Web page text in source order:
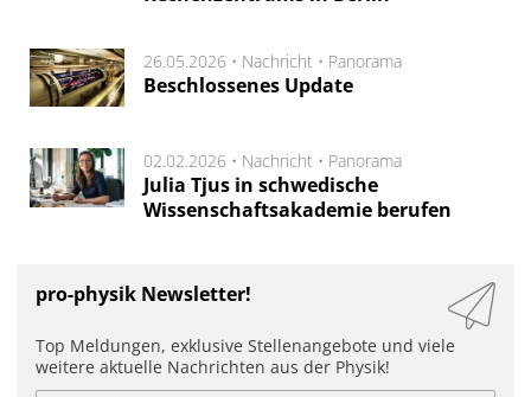
26.05.2026 • Nachricht • Panorama
Beschlossenes Update
02.02.2026 • Nachricht • Panorama
Julia Tjus in schwedische
Wissenschaftsakademie berufen
pro-physik Newsletter!
Top Meldungen, exklusive Stellenangebote und viele
weitere aktuelle Nachrichten aus der Physik!